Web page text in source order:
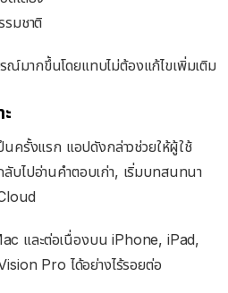
มชาติ
ณ์มากขึ้นโดยแทบไม่ต้องแก้ไขเพิ่มเติม
นครั้งแรก แอปดังกล่าวช่วยให้ผู้ใช้
ลับไปอ่านคำตอบเก่า, เริ่มบทสนทนา
และต่อเนื่องบน iPhone, iPad,
Pro ได้อย่างไร้รอยต่อ